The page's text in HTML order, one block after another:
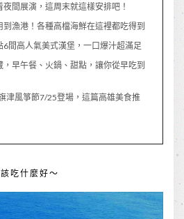
間展演，這周末就這樣安排吧！
漁港！各種高檔海鮮在這裡都吃得到
6間高人氣美式漢堡，一口爆汁超滿足
早午餐、火鍋、甜點，讓你從早吃到
津風箏節7/25登場，這篇高雄美食推
吃什麼好～